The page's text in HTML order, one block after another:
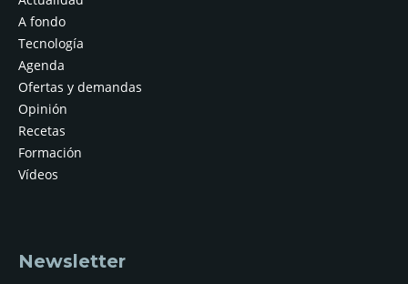
A fondo
Tecnología
Agenda
Ofertas y demandas
Opinión
Recetas
Formación
Vídeos
Newsletter